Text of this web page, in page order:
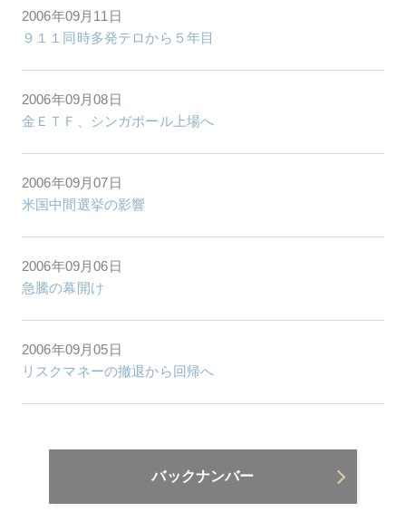
2006年09月11日
９１１同時多発テロから５年目
2006年09月08日
金ＥＴＦ、シンガポール上場へ
2006年09月07日
米国中間選挙の影響
2006年09月06日
急騰の幕開け
2006年09月05日
リスクマネーの撤退から回帰へ
バックナンバー